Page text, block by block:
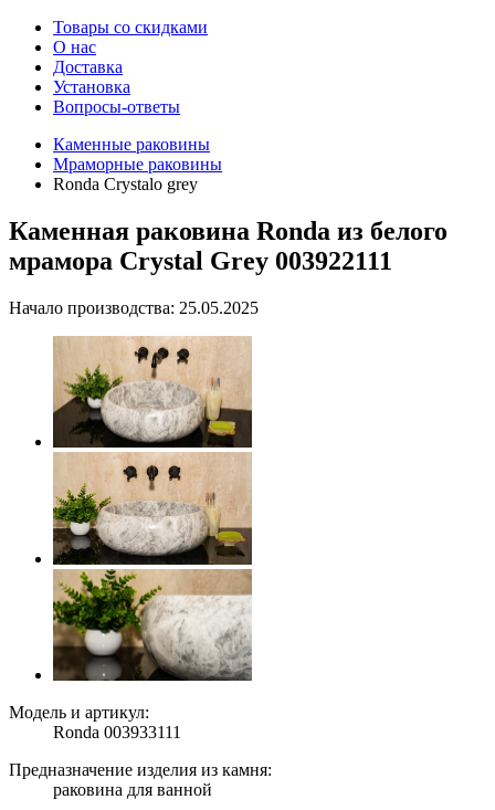
Товары со скидками
О нас
Доставка
Установка
Вопросы-ответы
Каменные раковины
Мраморные раковины
Ronda Crystalo grey
Каменная раковина Ronda из белого
мрамора Crystal Grey 003922111
Начало производства: 25.05.2025
Модель и артикул:
Ronda 003933111
Предназначение изделия из камня:
раковина для ванной